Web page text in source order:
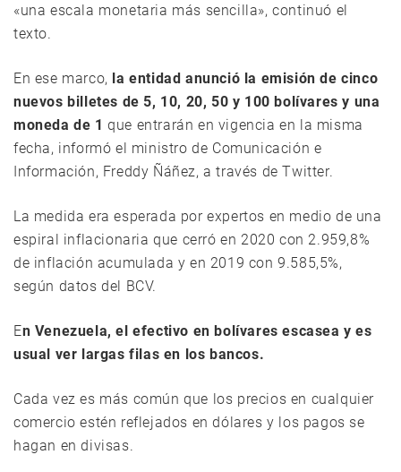
«una escala monetaria más sencilla», continuó el
texto.
En ese marco, la entidad anunció la emisión de cinco
nuevos billetes de 5, 10, 20, 50 y 100 bolívares y una
moneda de 1que entrarán en vigencia en la misma
fecha, informó el ministro de Comunicación e
Información, Freddy Ñáñez, a través de Twitter.
La medida era esperada por expertos en medio de una
espiral inflacionaria que cerró en 2020 con 2.959,8%
de inflación acumulada y en 2019 con 9.585,5%,
según datos del BCV.
En Venezuela, el efectivo en bolívares escasea y es
usual ver largas filas en los bancos.
Cada vez es más común que los precios en cualquier
comercio estén reflejados en dólares y los pagos se
hagan en divisas.